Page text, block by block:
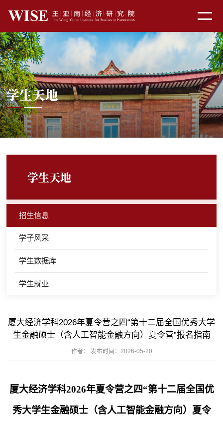
学生天地
学生天地
招生信息
学子风采
学生数据库
学生就业
厦大经济学科2026年夏令营之四“第十二届全国优秀大学
生金融硕士（含人工智能金融方向）夏令营”报名指南
作者： 发布时间：2026-05-20
厦大经济学科2026年夏令营之四“第十二届全国优
秀大学生金融硕士（含人工智能金融方向）夏令